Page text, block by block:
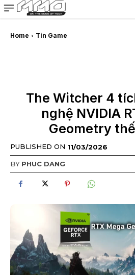
MMOSITE - Thông tin
Bài viết nổi bật
Home Tin Game
The Witcher 4
nghệ NVIDIA
Geometry
PUBLISHED ON 11/03/2026
BY PHUC DANG